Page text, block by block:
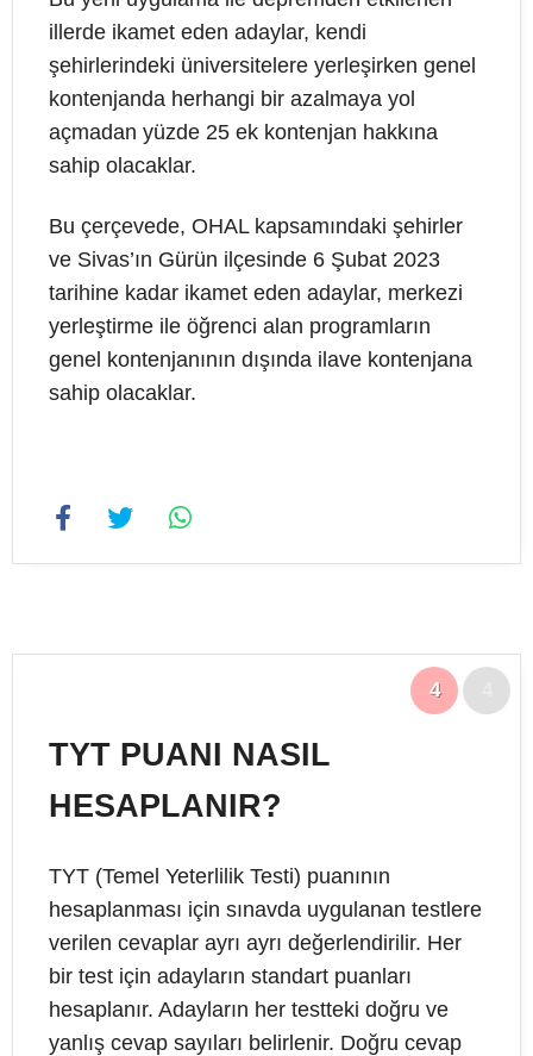
illerde ikamet eden adaylar, kendi
şehirlerindeki üniversitelere yerleşirken genel
kontenjanda herhangi bir azalmaya yol
açmadan yüzde 25 ek kontenjan hakkına
sahip olacaklar.
Bu çerçevede, OHAL kapsamındaki şehirler
ve Sivas’ın Gürün ilçesinde 6 Şubat 2023
tarihine kadar ikamet eden adaylar, merkezi
yerleştirme ile öğrenci alan programların
genel kontenjanının dışında ilave kontenjana
sahip olacaklar.
4
TYT PUANI NASIL
HESAPLANIR?
TYT (Temel Yeterlilik Testi) puanının
hesaplanması için sınavda uygulanan testlere
verilen cevaplar ayrı ayrı değerlendirilir. Her
bir test için adayların standart puanları
hesaplanır. Adayların her testteki doğru ve
yanlış cevap sayıları belirlenir. Doğru cevap